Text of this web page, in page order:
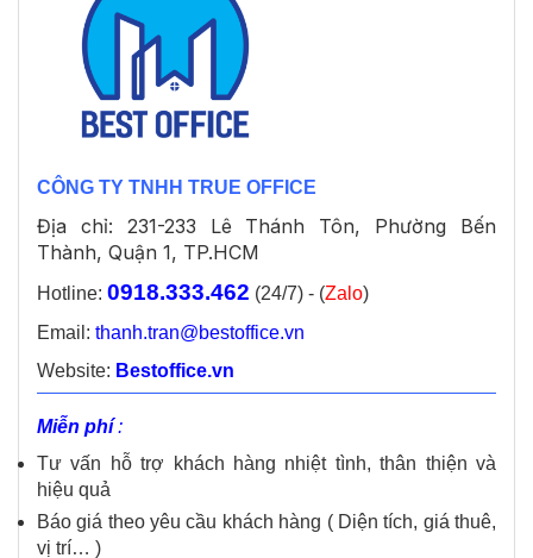
CÔNG TY TNHH TRUE OFFICE
Địa chỉ: 231-233 Lê Thánh Tôn, Phường Bến
Thành, Quận 1, TP.HCM
Hotline: 0918.333.462 (24/7) - (Zalo)
Email: thanh.tran@bestoffice.vn
Website: Bestoffice.vn
Miễn phí:
Tư vấn hỗ trợ khách hàng nhiệt tình, thân thiện và
hiệu quả
Báo giá theo yêu cầu khách hàng ( Diện tích, giá thuê,
vị trí… )